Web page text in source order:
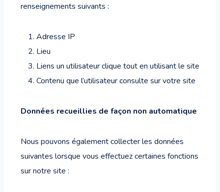
renseignements suivants :
Adresse IP
Lieu
Liens un utilisateur clique tout en utilisant le site
Contenu que l’utilisateur consulte sur votre site
Données recueillies de façon non automatique
Nous pouvons également collecter les données
suivantes lorsque vous effectuez certaines fonctions
sur notre site :